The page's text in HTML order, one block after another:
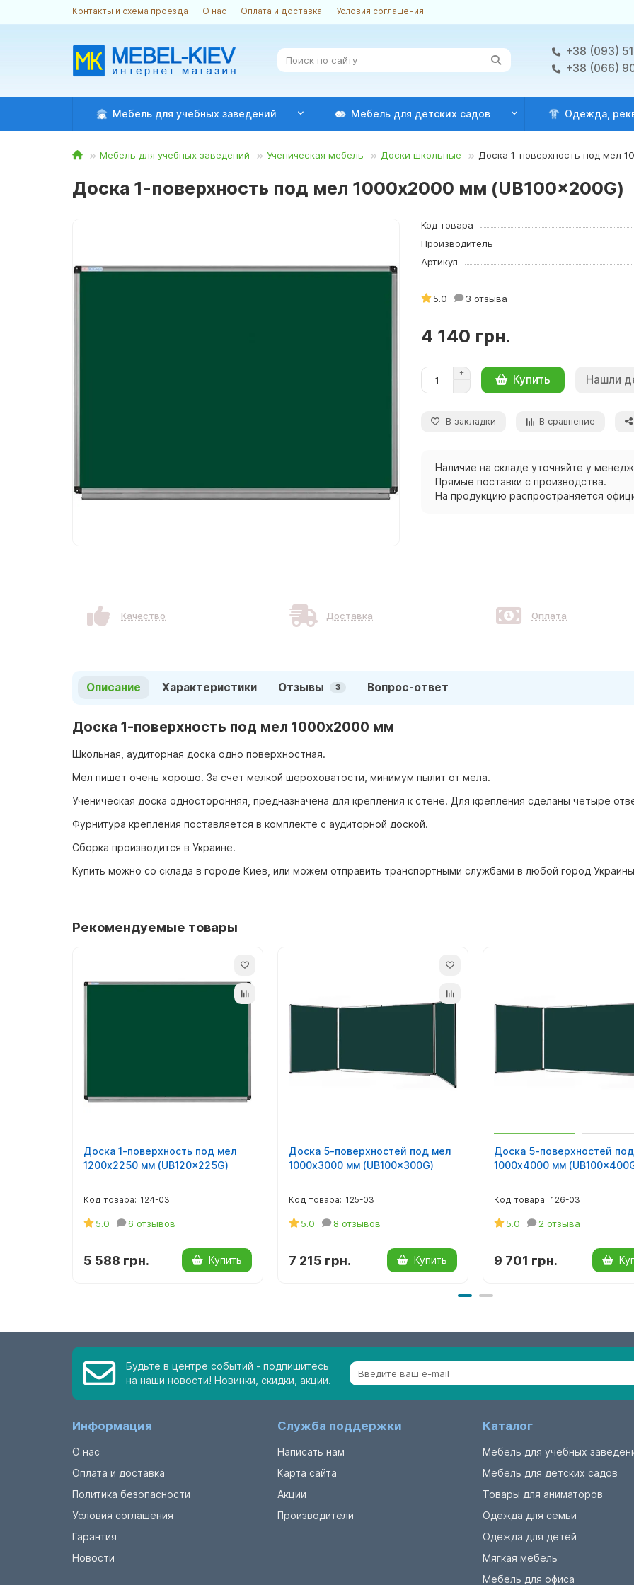
Контакты и схема проезда О нас Оплата и доставка Условия соглашения
+38 (093)
+38 (066)
Мебель для учебных заведений Мебель для детских садов Одежда,
Мебель для учебных заведений Ученическая мебель Доски школьные Доска 1-поверхность под мел
Доска 1-поверхность под мел 1000х2000 мм (UB100x200G)
Код товара
Производитель
Артикул
5.0 3 отзыва
4 140 грн.
Купить Нашли
В закладки В сравнение
Наличие на складе уточняйте у
Прямые поставки с производства.
На продукцию распространяется
Качество Доставка Оплата
Описание Характеристики Отзывы 3 Вопрос-ответ
Доска 1-поверхность под мел 1000х2000 мм
Школьная, аудиторная доска одно поверхностная.
Мел пишет очень хорошо. За счет мелкой шероховатости, минимум пылит от мела.
Ученическая доска односторонняя, предназначена для крепления к стене. Для крепления сделаны четыре
Фурнитура крепления поставляется в комплекте с аудиторной доской.
Сборка производится в Украине.
Купить можно со склада в городе Киев, или можем отправить транспортными службами в любой город
Рекомендуемые товары
Доска 1-поверхность под мел
1200х2250 мм (UB120x225G)
124-03
5.0 6 отзывов
5 588 грн. Купить
Доска 5-поверхностей под мел
1000х3000 мм (UB100x300G)
125-03
5.0 8 отзывов
7 215 грн. Купить
Доска 5-поверхностей
1000х4000 мм
126-03
5.0 2 отзыва
9 701 грн.
Будьте в центре событий - подпишитесь
на наши новости! Новинки, скидки, акции.
Информация
О нас
Оплата и доставка
Политика безопасности
Условия соглашения
Гарантия
Новости
Служба поддержки
Написать нам
Карта сайта
Акции
Производители
Каталог
Мебель для учебных
Мебель для детских садов
Товары для аниматоров
Одежда для семьи
Одежда для детей
Мягкая мебель
Мебель для офиса